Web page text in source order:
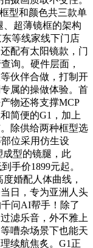
型和颜色共三款单
超薄镜框的架构
等线家线下门店
配有太阳镜款，门
询。硬件层面，
伙伴合做，打制开
属的操做体验。首
物还将支撑MCP
简便的G1，加上
除供给两种框型选
位采用仿生设
成型的镜腿，此
手价1899元起。
婚配人体曲线，
日，专为亚洲人头
问AI帮手！除了
滤乐音，外不雅上
嘈杂场景下也能天
续航焦炙。G1正